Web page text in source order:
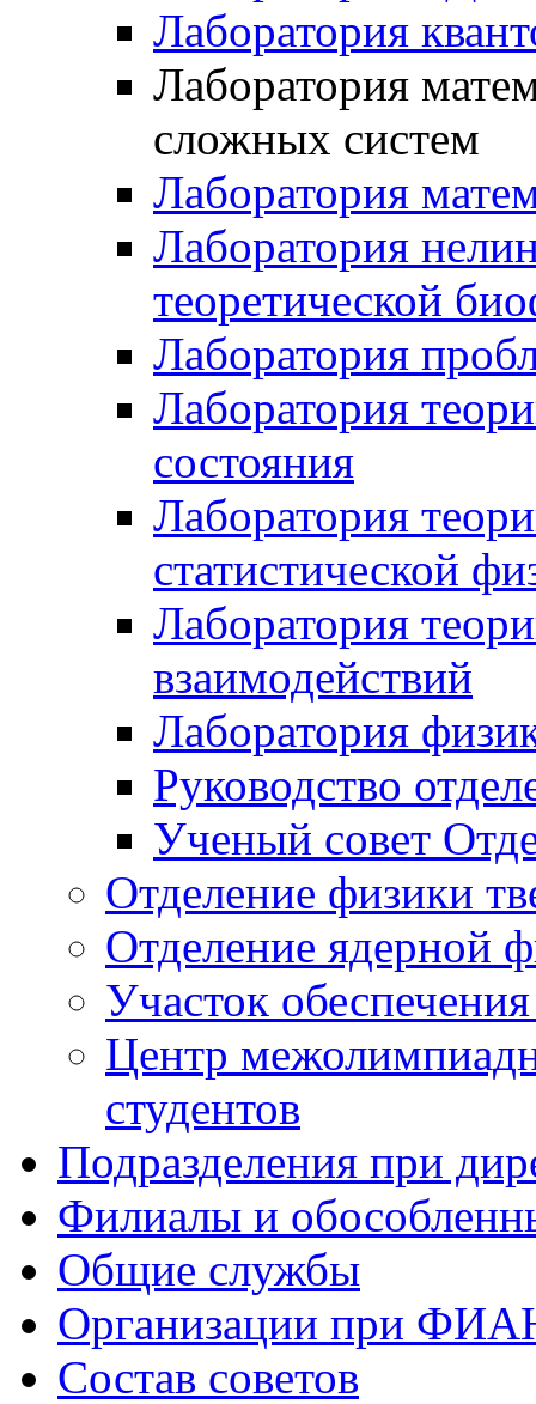
Лаборатория
Лаборатория
сложных систем
Лаборатория
Лаборатория
теоретической
Лаборатория
Лаборатория
состояния
Лаборатория
статистической
Лаборатория
взаимодействий
Лаборатория
Руководство
Ученый совет
Отделение физики
Отделение ядерной
Участок
Центр
студентов
Подразделения при
Филиалы и
Общие службы
Организации при
Состав советов